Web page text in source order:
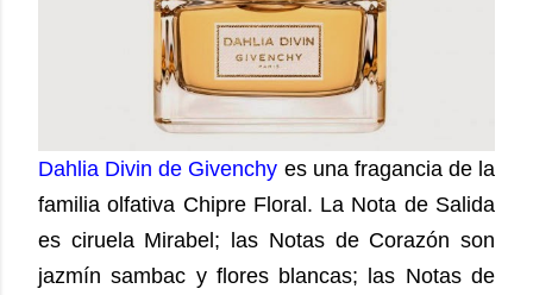
Dahlia Divin de Givenchy es una fragancia de la
familia olfativa Chipre Floral. La Nota de Salida
es ciruela Mirabel; las Notas de Corazón son
jazmín sambac y flores blancas; las Notas de